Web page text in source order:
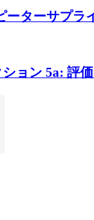
ーターサプラ
ョン 5a: 評